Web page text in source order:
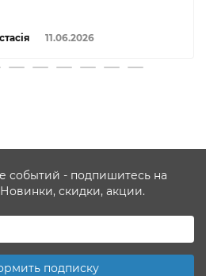
11.06.2026
событий - подпишитесь на
скидки, акции.
подписку